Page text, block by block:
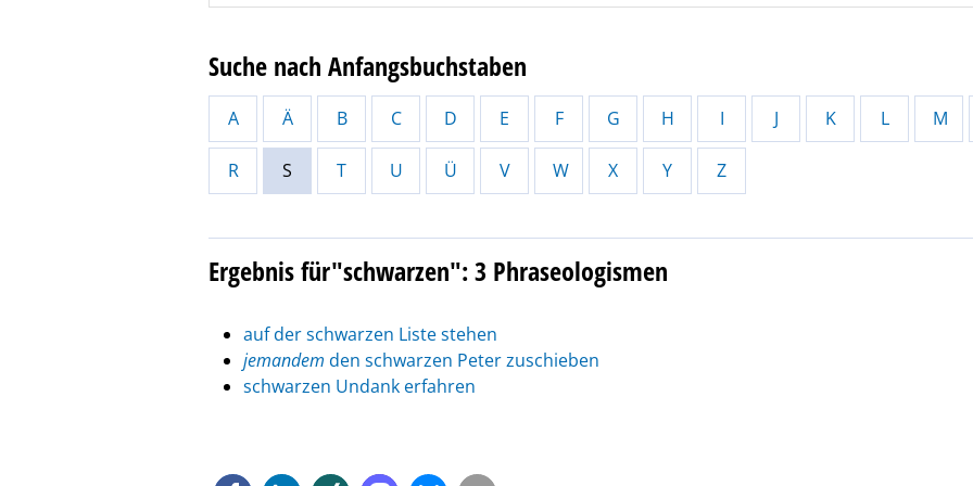
Suche nach Anfangsbuchstaben
A Ä B C D E F G H I J K L M
R S T U Ü V W X Y Z
Ergebnis für"schwarzen": 3 Phraseologismen
auf der schwarzen Liste stehen
jemandem den schwarzen Peter zuschieben
schwarzen Undank erfahren